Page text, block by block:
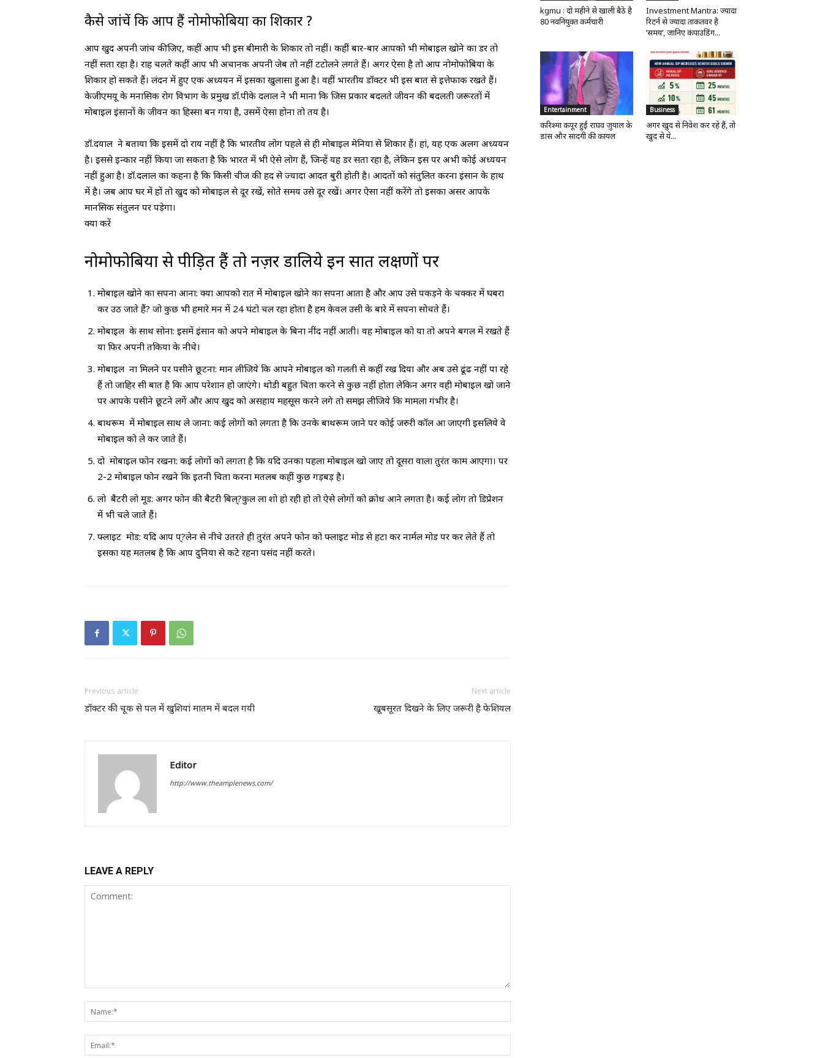
कैसे जांचें कि आप हैं नोमोफोबिया का शिकार ?
आप खुद अपनी जांच कीजिए, कहीं आप भी इस बीमारी के शिकार तो नहीं। कहीं बार-बार आपको भी मोबाइल खोने का डर तो
नहीं सता रहा है। राह चलते कहीं आप भी अचानक अपनी जेब तो नहीं टटोलने लगते हैं। अगर ऐसा है तो आप नोमोफोबिया के
शिकार हो सकते हैं। लंदन में हुए एक अध्ययन में इसका खुलासा हुआ है। वहीं भारतीय डॉक्टर भी इस बात से इत्तेफाक रखते हैं।
केजीएमयू के मनासिक रोग विभाग के प्रमुख डॉ.पीके दलाल ने भी माना कि जिस प्रकार बदलते जीवन की बदलती जरूरतों में
मोबाइल इंसानों के जीवन का हिस्सा बन गया है, उसमें ऐसा होना तो तय है।
डॉ.दयाल ने बताया कि इसमें दो राय नहीं है कि भारतीय लोग पहले से ही मोबाइल मेनिया से शिकार हैं। हां, यह एक अलग अध्ययन
है। इससे इन्कार नहीं किया जा सकता है कि भारत में भी ऐसे लोग हैं, जिन्हें यह डर सता रहा है, लेकिन इस पर अभी कोई अध्ययन
नहीं हुआ है। डॉ.दलाल का कहना है कि किसी चीज की हद से ज्यादा आदत बुरी होती है। आदतों को संतुलित करना इंसान के हाथ
में है। जब आप घर में हों तो खुद को मोबाइल से दूर रखें, सोते समय उसे दूर रखें। अगर ऐसा नहीं करेंगे तो इसका असर आपके
मानसिक संतुलन पर पड़ेगा।
क्या करें
नोमोफोबिया से पीड़ित हैं तो नज़र डालिये इन सात लक्षणों पर
मोबाइल खोने का सपना आना: क्या आपको रात में मोबाइल खोने का सपना आता है और आप उसे पकड़ने के चक्कर में घबरा
कर उठ जाते हैं? जो कुछ भी हमारे मन में 24 घंटो चल रहा होता है हम केवल उसी के बारे में सपना सोचते हैं।
मोबाइल के साथ सोना: इसमें इंसान को अपने मोबाइल के बिना नींद नहीं आती। वह मोबाइल को या तो अपने बगल में रखते हैं
या फिर अपनी तकिया के नीचे।
मोबाइल ना मिलने पर पसीने छूटना: मान लीजिये कि आपने मोबाइल को गलती से कहीं रख दिया और अब उसे ढूंढ नहीं पा रहे
हैं तो जाहिर सी बात है कि आप परेशान हो जाएंगे। थोडी बहुत चिता करने से कुछ नहीं होता लेकिन अगर वही मोबाइल खो जाने
पर आपके पसीने छूटने लगें और आप खुद को असहाय महसूस करने लगे तो समझ लीजिये कि मामला गंभीर है।
बाथरूम में मोबाइल साथ ले जाना: कई लोगों को लगता है कि उनके बाथरूम जाने पर कोई जरुरी कॉल आ जाएगी इसलिये वे
मोबाइल को ले कर जाते हैं।
दो मोबाइल फोन रखना: कई लोगों को लगता है कि यदि उनका पहला मोबाइल खो जाए तो दूसरा वाला तुरंत काम आएगा। पर
2-2 मोबाइल फोन रखने कि इतनी चिता करना मतलब कहीं कुछ गड़बड़ है।
लो बैटरी लो मूड: अगर फोन की बैटरी बिल्?कुल ला शो हो रही हो तो ऐसे लोगों को क्रोध आने लगता है। कई लोग तो डिप्रेशन
में भी चले जाते हैं।
फ्लाइट मोड: यदि आप प्?लेन से नीचे उतरते ही तुरंत अपने फोन को फ्लाइट मोड से हटा कर नार्मल मोड पर कर लेते हैं तो
इसका यह मतलब है कि आप दुनिया से कटे रहना पसंद नहीं करते।
Previous article
डॉक्टर की चूक से पल में खुशियां मातम में बदल गयी
Next article
खूबसूरत दिखने के लिए जरूरी है फेशियल
Editor
http://www.theamplenews.com/
LEAVE A REPLY
kgmu : दो महीने से खाली बैठे है
80 नवनियुक्त कर्मचारी
Investment Mantra: ज्यादा
रिटर्न से ज्यादा ताकतवर है
‘समय’, जानिए कंपाउंडिंग...
Entertainment
करिश्मा कपूर हुईं राघव जुयाल के
डांस और सादगी की कायल
Business
अगर खुद से निवेश कर रहे हैं, तो
खुद से ये...